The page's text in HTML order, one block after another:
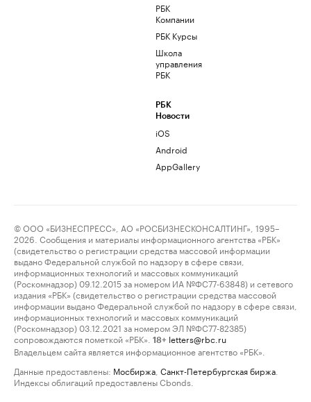
РБК
Компании
РБК Курсы
Школа
управления
РБК
РБК
Новости
iOS
Android
AppGallery
© ООО «БИЗНЕСПРЕСС», АО «РОСБИЗНЕСКОНСАЛТИНГ», 1995–
2026. Сообщения и материалы информационного агентства «РБК»
(свидетельство о регистрации средства массовой информации
выдано Федеральной службой по надзору в сфере связи,
информационных технологий и массовых коммуникаций
(Роскомнадзор) 09.12.2015 за номером ИА №ФС77-63848) и сетевого
издания «РБК» (свидетельство о регистрации средства массовой
информации выдано Федеральной службой по надзору в сфере связи,
информационных технологий и массовых коммуникаций
(Роскомнадзор) 03.12.2021 за номером ЭЛ №ФС77-82385)
сопровождаются пометкой «РБК».
18+ letters@rbc.ru
Владельцем сайта является информационное агентство «РБК».
Данные предоставлены: Мосбиржа Санкт-Петербургская биржа
Индексы облигаций предоставлены Cbonds.